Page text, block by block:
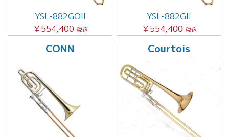
YSL-882GOII
￥554,400 税込
YSL-882GII
￥554,400 税込
CONN Courtois